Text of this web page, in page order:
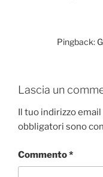
Pingback:
Lascia un
Il tuo indirizzo
obbligatori sono
Commento*